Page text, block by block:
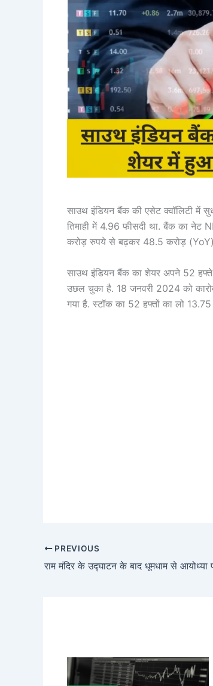
साउथ इंडियन बैंक की एसेट क्‍वॉलिटी में
तिमाही में 4.96 फीसदी था. बैंक का नेट
करोड़ रुपये से बढ़कर 48.5 करोड़ (YoY)
साउथ इंडियन बैंक का शेयर अपने 52
उछल चुका है. 18 जनवरी 2024 को
गया है. स्‍टॉक का 52 हफ्तों का लो
PREVIOUS